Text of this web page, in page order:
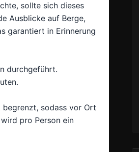
sollte sich dieses
Ausblicke auf Berge,
garantiert in Erinnerung
durchgeführt.
sodass vor Ort
pro Person ein
Davidson Insurance Services